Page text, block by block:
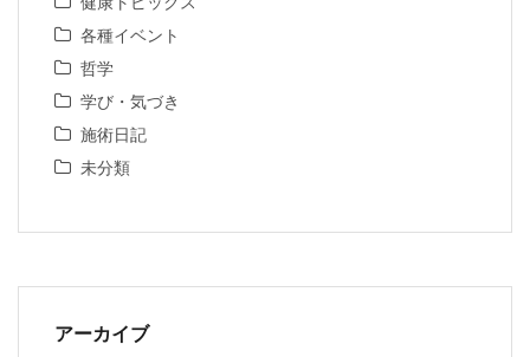
各種イベント
哲学
学び・気づき
施術日記
未分類
アーカイブ